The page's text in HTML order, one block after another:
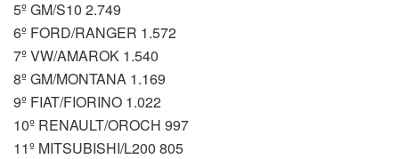
5º GM/S10 2.749
6º FORD/RANGER 1.572
7º VW/AMAROK 1.540
8º GM/MONTANA 1.169
9º FIAT/FIORINO 1.022
10º RENAULT/OROCH 997
11º MITSUBISHI/L200 805